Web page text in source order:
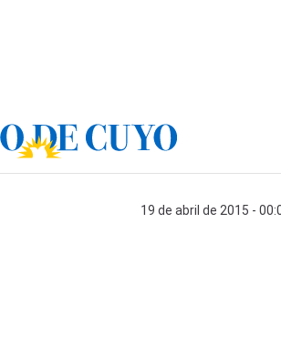
19 de abril de 2015 -